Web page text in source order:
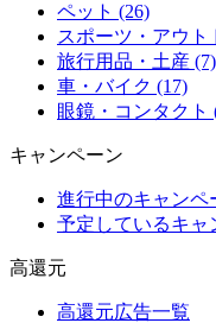
ペット (26)
スポーツ・アウト
旅行用品・土産 (7)
車・バイク (17)
眼鏡・コンタクト
キャンペーン
進行中のキャンペ
予定しているキャ
高還元
高還元広告一覧